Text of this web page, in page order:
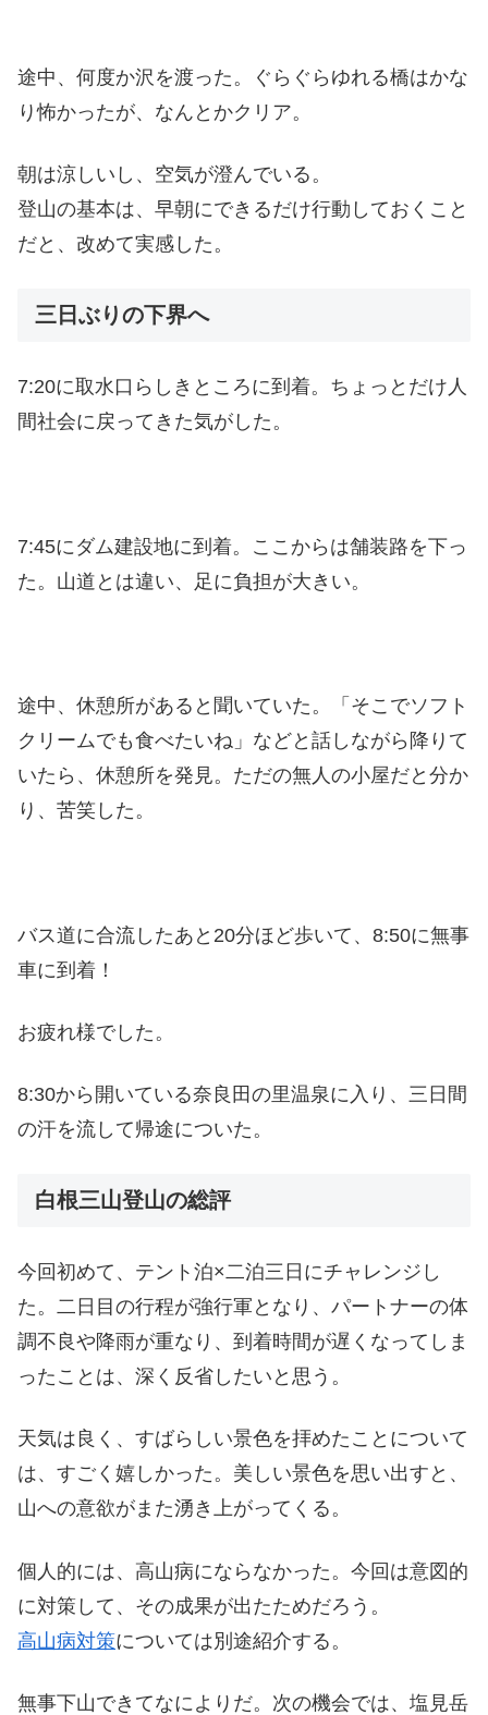
途中、何度か沢を渡った。ぐらぐらゆれる橋はかな
り怖かったが、なんとかクリア。
朝は涼しいし、空気が澄んでいる。
登山の基本は、早朝にできるだけ行動しておくこと
だと、改めて実感した。
三日ぶりの下界へ
7:20に取水口らしきところに到着。ちょっとだけ人
間社会に戻ってきた気がした。
7:45にダム建設地に到着。ここからは舗装路を下っ
た。山道とは違い、足に負担が大きい。
途中、休憩所があると聞いていた。「そこでソフト
クリームでも食べたいね」などと話しながら降りて
いたら、休憩所を発見。ただの無人の小屋だと分か
り、苦笑した。
バス道に合流したあと20分ほど歩いて、8:50に無事
車に到着！
お疲れ様でした。
8:30から開いている奈良田の里温泉に入り、三日間
の汗を流して帰途についた。
白根三山登山の総評
今回初めて、テント泊×二泊三日にチャレンジし
た。二日目の行程が強行軍となり、パートナーの体
調不良や降雨が重なり、到着時間が遅くなってしま
ったことは、深く反省したいと思う。
天気は良く、すばらしい景色を拝めたことについて
は、すごく嬉しかった。美しい景色を思い出すと、
山への意欲がまた湧き上がってくる。
個人的には、高山病にならなかった。今回は意図的
に対策して、その成果が出たためだろう。
高山病対策については別途紹介する。
無事下山できてなによりだ。次の機会では、塩見岳